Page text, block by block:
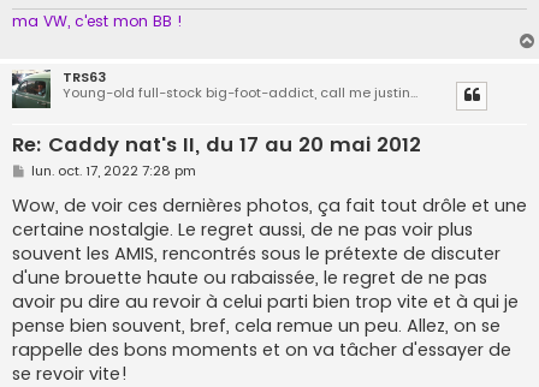
ma VW, c'est mon BB !
TRS63
Young-old full-stock big-foot-addict, call me justin...
Re: Caddy nat's II, du 17 au 20 mai 2012
M
s
s
a
g
e
lun. oct. 17, 2022 7:28 pm
Wow, de voir ces dernières photos, ça fait tout drôle et une
certaine nostalgie. Le regret aussi, de ne pas voir plus
souvent les AMIS, rencontrés sous le prétexte de discuter
d'une brouette haute ou rabaissée, le regret de ne pas
avoir pu dire au revoir à celui parti bien trop vite et à qui je
pense bien souvent, bref, cela remue un peu. Allez, on se
rappelle des bons moments et on va tâcher d'essayer de
se revoir vite!